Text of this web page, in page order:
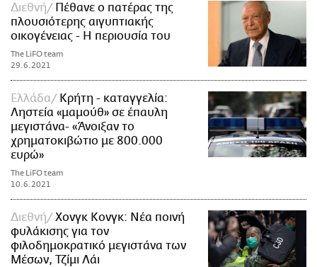
Διεθνή
Πέθανε ο πατέρας της
πλουσιότερης αιγυπτιακής
οικογένειας - Η περιουσία του
The LiFO team
29.6.2021
Ελλάδα
Κρήτη - καταγγελία:
Ληστεία «μαμούθ» σε έπαυλη
μεγιστάνα- «Άνοιξαν το
χρηματοκιβώτιο με 800.000
ευρώ»
The LiFO team
10.6.2021
Διεθνή
Χονγκ Κονγκ: Νέα ποινή
φυλάκισης για τον
φιλοδημοκρατικό μεγιστάνα των
Μέσων, Τζίμι Λάι